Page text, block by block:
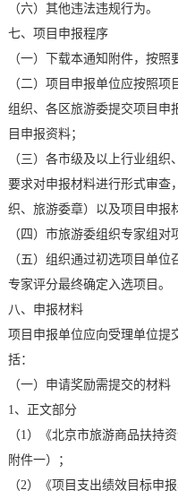
（六）其他违法违规行为。
七、项目申报程序
（一）下载本通知附件，按
（二）项目申报单位应按照
组织、各区旅游委提交项目申
目申报资料；
（三）各市级及以上行业组
要求对申报材料进行形式审查
织、旅游委章）以及项目申报
（四）市旅游委组织专家组对
（五）组织通过初选项目单
专家评分最终确定入选项目。
八、申报材料
项目申报单位应向受理单位提
括：
（一）申请奖励需提交的材料
1 、正文部分
（1 ）《北京市旅游商品扶持
附件一）；
（2）《项目支出绩效目标申